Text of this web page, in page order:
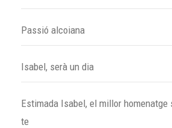
Passió alcoiana
Isabel, serà un dia
Estimada Isabel, el millor
te